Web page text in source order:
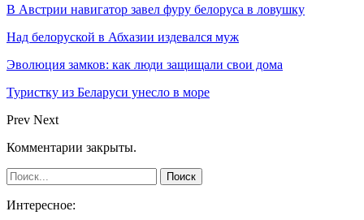
В Австрии навигатор завел фуру белоруса в ловушку
Над белоруской в Абхазии издевался муж
Эволюция замков: как люди защищали свои дома
Туристку из Беларуси унесло в море
Prev Next
Комментарии закрыты.
Интересное: